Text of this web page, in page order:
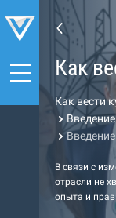
Как
Как вести
В связи с
отрасли не
опыта и